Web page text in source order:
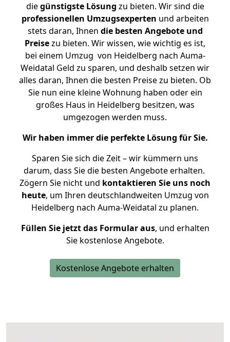
diegünstigste Lösung zu bieten. Wir sind die
professionellen Umzugsexperten und arbeiten
stets daran, Ihnen die besten Angebote und
Preisezu bieten. Wir wissen, wie wichtig es ist,
bei einem Umzug von Heidelberg nach Auma-
Weidatal Geld zu sparen, und deshalb setzen wir
alles daran, Ihnen die besten Preise zu bieten. Ob
Sie nun eine kleine Wohnung haben oder ein
großes Haus in Heidelberg besitzen, was
umgezogen werden muss.
Wir haben immer die perfekte Lösung für Sie.
Sparen Sie sich die Zeit – wir kümmern uns
darum, dass Sie die besten Angebote erhalten.
Zögern Sie nicht und kontaktieren Sie uns noch
heute, um Ihren deutschlandweiten Umzug von
Heidelberg nach Auma-Weidatal zu planen.
Füllen Sie jetzt das Formular aus, und erhalten
Sie kostenlose Angebote.
Kostenlose Angebote erhalten